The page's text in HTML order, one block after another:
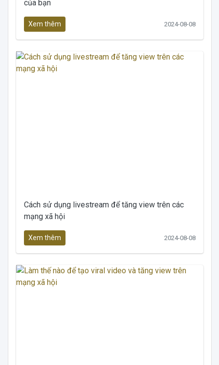
của bạn
Xem thêm 2024-08-08
Cách sử dụng livestream để tăng view trên các
mạng xã hội
Xem thêm 2024-08-08